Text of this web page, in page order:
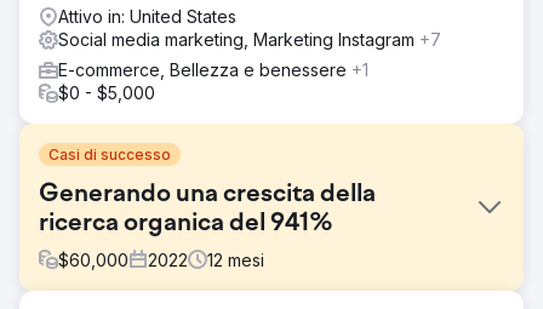
Attivo in: United States
Social media marketing, Marketing Instagram +7
E-commerce, Bellezza e benessere +1
$0 - $5,000
Casi di successo
Generando una crescita della
ricerca organica del 941%
$60,000 2022 12 mesi